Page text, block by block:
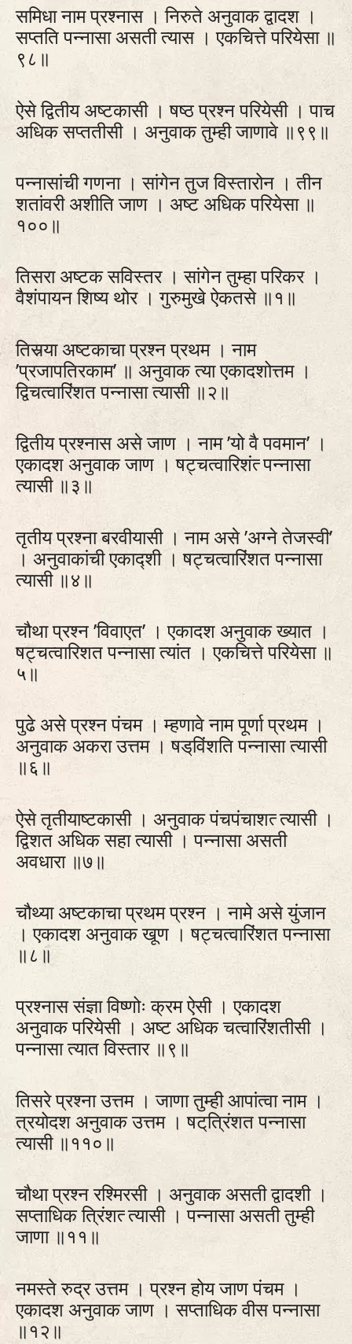
समिधा नाम प्रश्नास । निरुते अनुवाक द्वादश ।
सप्तति पन्नासा असती त्यास । एकचित्ते परियेसा ॥
९८॥
ऐसे द्वितीय अष्टकासी । षष्ठ प्रश्न परियेसी । पाच
अधिक सप्ततीसी । अनुवाक तुम्ही जाणावे ॥९९॥
पन्नासांची गणना । सांगेन तुज विस्तारोन । तीन
शतांवरी अशीति जाण । अष्ट अधिक परियेसा ॥
१००॥
तिसरा अष्टक सविस्तर । सांगेन तुम्हा परिकर ।
वैशंपायन शिष्य थोर । गुरुमुखे ऐकतसे ॥१॥
तिसर्‍या अष्टकाचा प्रश्न प्रथम । नाम
’प्रजापतिरकाम’ ॥ अनुवाक त्या एकादशोत्तम ।
द्विचत्वारिंशत पन्नासा त्यासी ॥२॥
द्वितीय प्रश्नास असे जाण । नाम ’यो वै पवमान’ ।
एकादश अनुवाक जाण । षट्‍चत्वारिशंत्‍ पन्नासा
त्यासी ॥३॥
तृतीय प्रश्ना बरवीयासी । नाम असे ’अग्ने तेजस्वी’
। अनुवाकांची एकाद्शी । षट्‍चत्वारिंशत पन्नासा
त्यासी ॥४॥
चौथा प्रश्न ’विवाएत’ । एकादश अनुवाक ख्यात ।
षट्‍चत्वारिशत पन्नासा त्यांत । एकचित्ते परियेसा ॥
५॥
पुढे असे प्रश्न पंचम । म्हणावे नाम पूर्णा प्रथम ।
अनुवाक अकरा उत्तम । षड्‌विंशति पन्नासा त्यासी
॥६॥
ऐसे तृतीयाष्टकासी । अनुवाक पंचपंचाशत्‍ त्यासी ।
द्विशत अधिक सहा त्यासी । पन्नासा असती
अवधारा ॥७॥
चौथ्या अष्टकाचा प्रथम प्रश्न । नामे असे युंजान
। एकादश अनुवाक खूण । षट्‍चत्वारिंशत पन्नासा
॥८॥
प्रश्नास संज्ञा विष्णोः क्रम ऐसी । एकादश
अनुवाक परियेसी । अष्ट अधिक चत्वारिंशतीसी ।
पन्नासा त्यात विस्तार ॥९॥
तिसरे प्रश्ना उत्तम । जाणा तुम्ही आपांत्वा नाम ।
त्रयोदश अनुवाक उत्तम । षट्‌त्रिंशत पन्नासा
त्यासी ॥११०॥
चौथा प्रश्न रश्मिरसी । अनुवाक असती द्वादशी ।
सप्ताधिक त्रिंशत्‍ त्यासी । पन्नासा असती तुम्ही
जाणा ॥११॥
नमस्ते रुद्र उत्तम । प्रश्न होय जाण पंचम ।
एकादश अनुवाक जाण । सप्ताधिक वीस पन्नासा
॥१२॥